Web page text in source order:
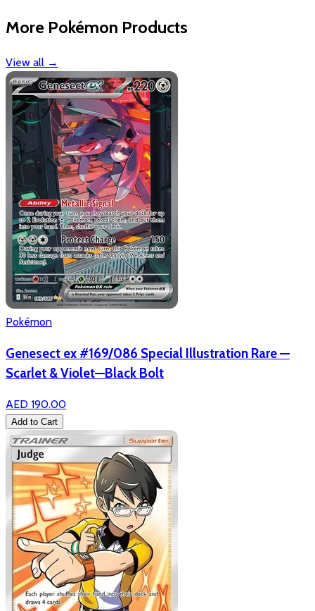
More Pokémon Products
View all →
Pokémon
Genesect ex #169/086 Special Illustration Rare —
Scarlet & Violet—Black Bolt
AED 190.00
Add to Cart